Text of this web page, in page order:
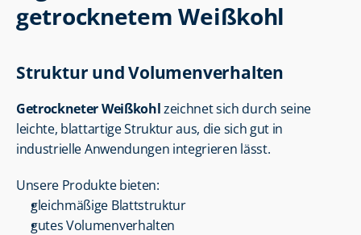
getrocknetem Weißkohl
Struktur und Volumenverhalten
Getrockneter Weißkohl zeichnet sich durch seine
leichte, blattartige Struktur aus, die sich gut in
industrielle Anwendungen integrieren lässt.
Unsere Produkte bieten:
gleichmäßige Blattstruktur
gutes Volumenverhalten